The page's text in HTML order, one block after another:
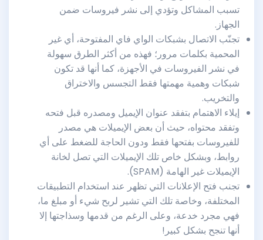
تسبب المشاكل وتؤدي إلى نشر فيروسات ضمن
الجهاز.
تجنّب الاتصال بشبكات الواي فاي المفتوحة، أي غير
المحمية بكلمات مرور؛ فهذه من أكثر الطرق سهولة
في نشر الفيروسات في الأجهزة، كما أنها قد تكون
شبكات وهمية مهمتها فقط التجسس والاختراق
والتخريب.
إيلاء الاهتمام بتفقد عنوان الإيميل ومصدره قبل فتحه
وتفقد محتواه، حيث أن بعض الإيميلات هي مصدر
للفيروسات بفتحها فقط ودون الحاجة للضغط على أي
روابط، وبشكل خاص تلك الإيميلات التي تصل لخانة
الإيميلات غير الهامة (SPAM).
تجنب فتح الإعلانات التي تظهر عند استخدام التطبيقات
المختلفة، وخاصة تلك التي تشير لربح شيء أو مبلغ ما،
فهي مجرد خدعة، وعلى الرغم من قدمها وسذاجتها إلا
أنها تنجح بشكل كبير!